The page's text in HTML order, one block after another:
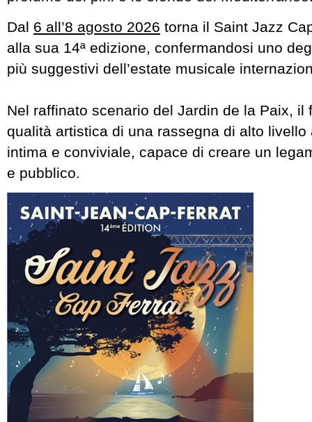
Dal 6 all’8 agosto 2026 torna il Saint Jazz
alla sua 14ª edizione, confermandosi uno
più suggestivi dell’estate musicale
Nel raffinato scenario del Jardin de la Paix, il
qualità artistica di una rassegna di alto livello
intima e conviviale, capace di creare un
e pubblico.